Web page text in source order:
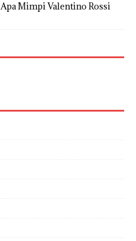
Apa Mimpi Valentino Rossi